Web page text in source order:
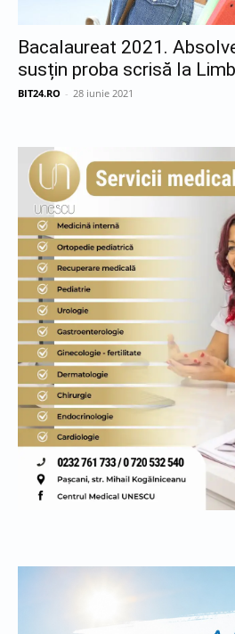
Bacalaureat 2021.
susțin proba scrisă la
BIT24.RO - 28 iunie 2021